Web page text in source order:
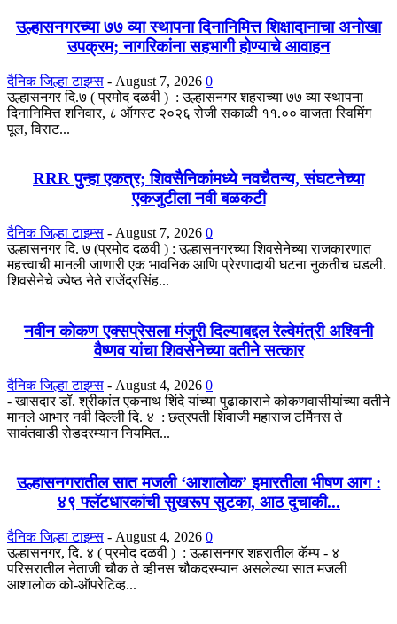
उल्हासनगरच्या ७७ व्या स्थापना दिनानिमित्त शिक्षादानाचा अनोखा
उपक्रम; नागरिकांना सहभागी होण्याचे आवाहन
दैनिक जिल्हा टाइम्स - August 7, 2026 0
उल्हासनगर दि.७ ( प्रमोद दळवी ) : उल्हासनगर शहराच्या ७७ व्या स्थापना
दिनानिमित्त शनिवार, ८ ऑगस्ट २०२६ रोजी सकाळी ११.०० वाजता स्विमिंग
पूल, विराट...
RRR पुन्हा एकत्र; शिवसैनिकांमध्ये नवचैतन्य, संघटनेच्या
एकजुटीला नवी बळकटी
दैनिक जिल्हा टाइम्स - August 7, 2026 0
उल्हासनगर दि. ७ (प्रमोद दळवी ) : उल्हासनगरच्या शिवसेनेच्या राजकारणात
महत्त्वाची मानली जाणारी एक भावनिक आणि प्रेरणादायी घटना नुकतीच घडली.
शिवसेनेचे ज्येष्ठ नेते राजेंद्रसिंह...
नवीन कोकण एक्सप्रेसला मंजुरी दिल्याबद्दल रेल्वेमंत्री अश्विनी
वैष्णव यांचा शिवसेनेच्या वतीने सत्कार
दैनिक जिल्हा टाइम्स - August 4, 2026 0
- खासदार डॉ. श्रीकांत एकनाथ शिंदे यांच्या पुढाकाराने कोकणवासीयांच्या वतीने
मानले आभार नवी दिल्ली दि. ४ : छत्रपती शिवाजी महाराज टर्मिनस ते
सावंतवाडी रोडदरम्यान नियमित...
उल्हासनगरातील सात मजली ‘आशालोक’ इमारतीला भीषण आग :
४९ फ्लॅटधारकांची सुखरूप सुटका, आठ दुचाकी...
दैनिक जिल्हा टाइम्स - August 4, 2026 0
उल्हासनगर, दि. ४ ( प्रमोद दळवी ) : उल्हासनगर शहरातील कॅम्प - ४
परिसरातील नेताजी चौक ते व्हीनस चौकदरम्यान असलेल्या सात मजली
आशालोक को-ऑपरेटिव्ह...